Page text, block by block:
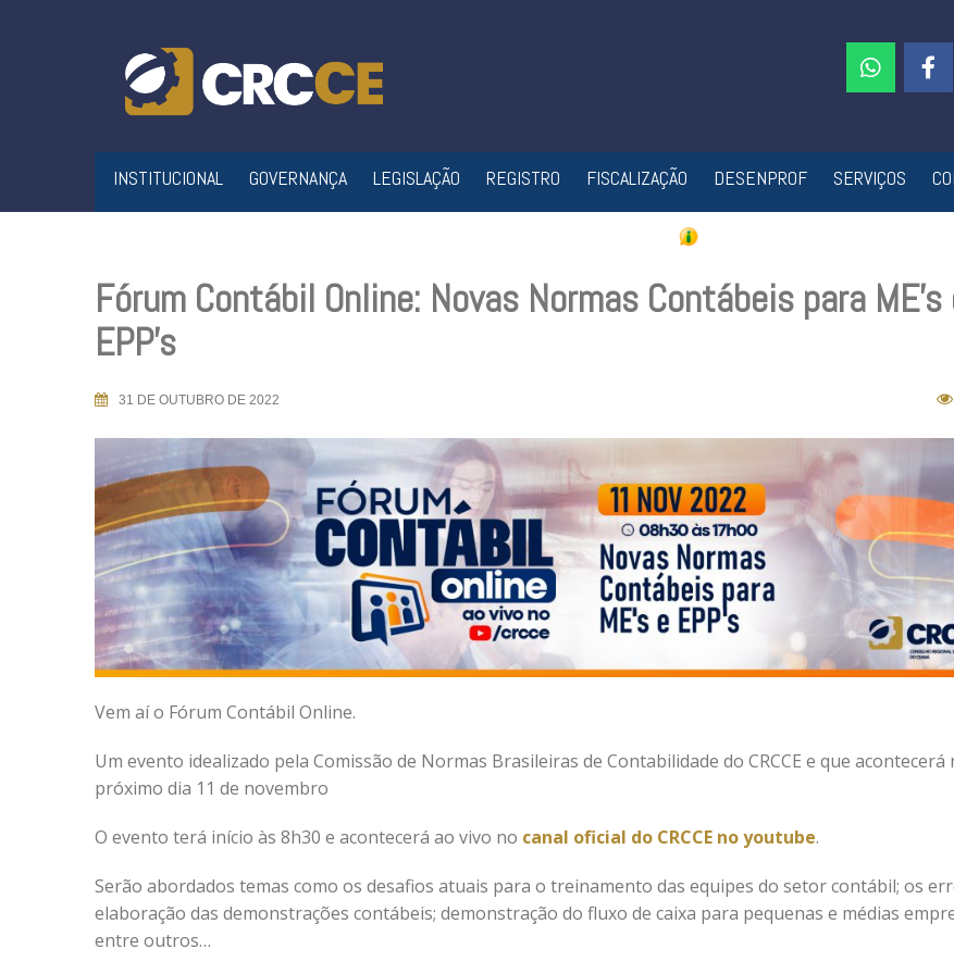
INSTITUCIONAL GOVERNANÇA LEGISLAÇÃO REGISTRO FISCALIZAÇÃO DESENPROF SERVIÇOS
Fórum Contábil Online: Novas Normas Contábeis para ME’s
EPP’s
31 DE OUTUBRO DE 2022
Vem aí o Fórum Contábil Online.
Um evento idealizado pela Comissão de Normas Brasileiras de Contabilidade do CRCCE e que acontecerá
próximo dia 11 de novembro
O evento terá início às 8h30 e acontecerá ao vivo no canal oficial do CRCCE no youtube.
Serão abordados temas como os desafios atuais para o treinamento das equipes do setor contábil; os
elaboração das demonstrações contábeis; demonstração do fluxo de caixa para pequenas e médias
entre outros…